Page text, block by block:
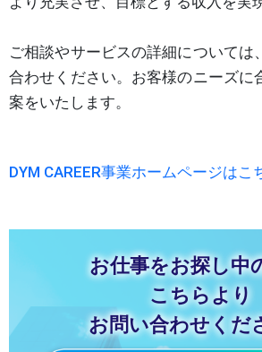
ご相談やサービスの詳細については
合わせください。お客様のニーズに
案をいたします。
DYM CAREER事業ホームページはこ
お仕事をお探し中
こちらより
お問い合わせくだ